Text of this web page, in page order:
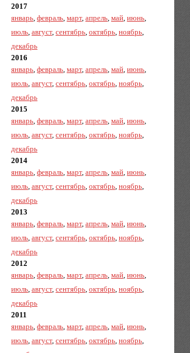
2017
январь,февраль,март,апрель,май,июнь,
июль,август,сентябрь,октябрь,ноябрь,
декабрь
2016
январь,февраль,март,апрель,май,июнь,
июль,август,сентябрь,октябрь,ноябрь,
декабрь
2015
январь,февраль,март,апрель,май,июнь,
июль,август,сентябрь,октябрь,ноябрь,
декабрь
2014
январь,февраль,март,апрель,май,июнь,
июль,август,сентябрь,октябрь,ноябрь,
декабрь
2013
январь,февраль,март,апрель,май,июнь,
июль,август,сентябрь,октябрь,ноябрь,
декабрь
2012
январь,февраль,март,апрель,май,июнь,
июль,август,сентябрь,октябрь,ноябрь,
декабрь
2011
январь,февраль,март,апрель,май,июнь,
июль,август,сентябрь,октябрь,ноябрь,